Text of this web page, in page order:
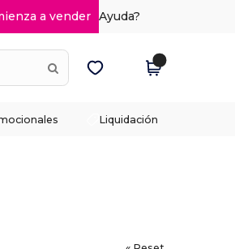
a vender Ayuda?
Liquidación